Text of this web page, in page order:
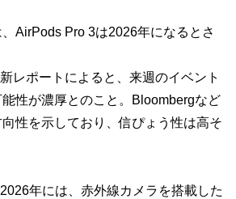
AirPods Pro 3は2026年になるとさ
レポートによると、来週のイベント
性が濃厚とのこと。Bloombergなど
性を示しており、信ぴょう性は高そ
年には、赤外線カメラを搭載した